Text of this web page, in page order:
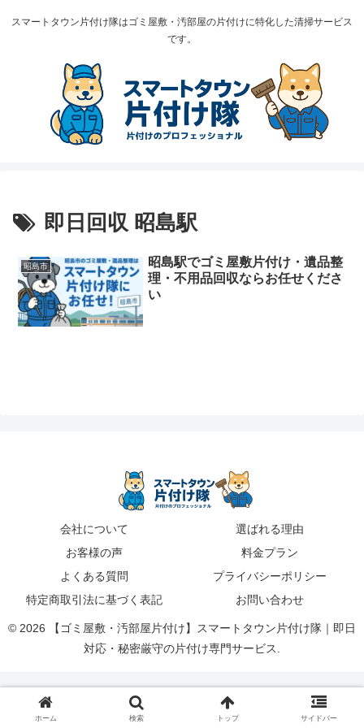
スマートタウン片付け隊はゴミ屋敷・汚部屋の片付けに特化した清掃サービス
です。
即日回収 昭島駅
昭島市
昭島駅でゴミ屋敷片付け・遺品整
理・不用品回収ならお任せくださ
い
会社について
選ばれる理由
お客様の声
料金プラン
よくある質問
プライバシーポリシー
特定商取引法に基づく表記
お問い合わせ
© 2026 【ゴミ屋敷・汚部屋片付け】スマートタウン片付け隊｜即日
対応・秘密厳守の片付け専門サービス.
ホーム 検索 トップ サイドバー